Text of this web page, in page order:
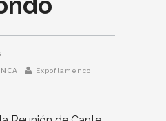
Expoflamenco